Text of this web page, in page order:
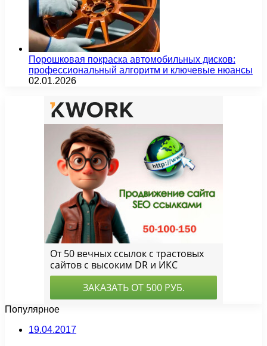
Порошковая покраска автомобильных дисков:
профессиональный алгоритм и ключевые нюансы
02.01.2026
Популярное
19.04.2017